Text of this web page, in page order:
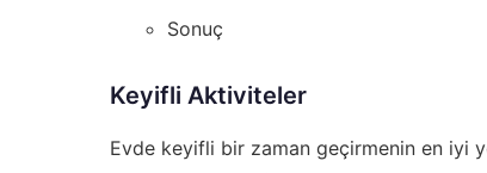
Sonuç
Keyifli Aktiviteler
Evde keyifli bir zaman geçirmenin en iyi